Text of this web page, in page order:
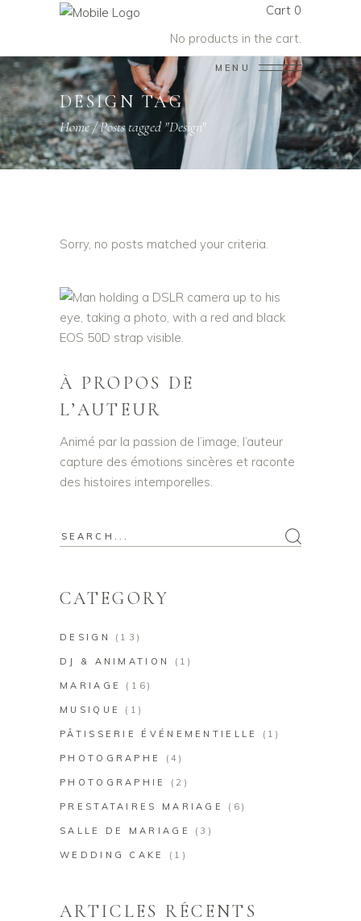
Cart 0
No products in the cart.
MENU
DESIGN TAG
Home/Posts tagged "Design"
Sorry, no posts matched your criteria.
À PROPOS DE
L’AUTEUR
Animé par la passion de l’image, l’auteur
capture des émotions sincères et raconte
des histoires intemporelles.
Search
CATEGORY
DESIGN (13)
DJ & ANIMATION (1)
MARIAGE (16)
MUSIQUE (1)
PÂTISSERIE ÉVÉNEMENTIELLE (1)
PHOTOGRAPHE (4)
PHOTOGRAPHIE (2)
PRESTATAIRES MARIAGE (6)
SALLE DE MARIAGE (3)
WEDDING CAKE (1)
ARTICLES RÉCENTS